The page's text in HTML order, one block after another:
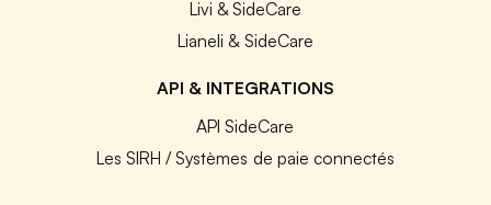
Livi & SideCare
Lianeli & SideCare
API & INTEGRATIONS
API SideCare
Les SIRH / Systèmes de paie connectés